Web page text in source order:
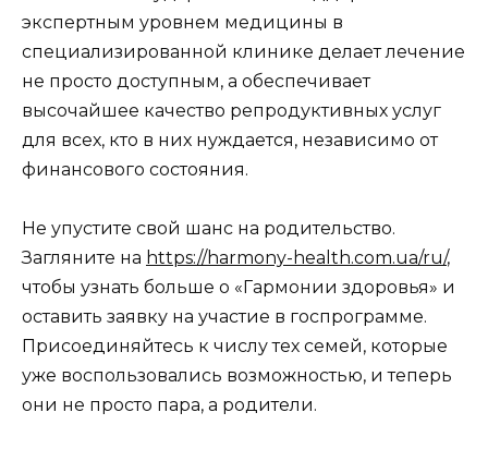
экспертным уровнем медицины в
специализированной клинике делает лечение
не просто доступным, а обеспечивает
высочайшее качество репродуктивных услуг
для всех, кто в них нуждается, независимо от
финансового состояния.
Не упустите свой шанс на родительство.
Загляните на https://harmony-health.com.ua/ru/,
чтобы узнать больше о «Гармонии здоровья» и
оставить заявку на участие в госпрограмме.
Присоединяйтесь к числу тех семей, которые
уже воспользовались возможностью, и теперь
они не просто пара, а родители.